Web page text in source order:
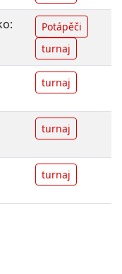
Potápěči
turnaj
turnaj
turnaj
turnaj